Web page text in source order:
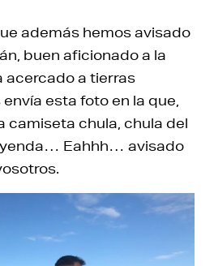
además hemos avisado
buen aficionado a la
acercado a tierras
esta foto en la que,
camiseta chula, chula del
Eahhh… avisado